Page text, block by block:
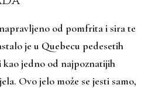
od pomfrita i sira te
je u Quebecu pedesetih
kao jedno od najpoznatijih
Ovo jelo može se jesti samo,